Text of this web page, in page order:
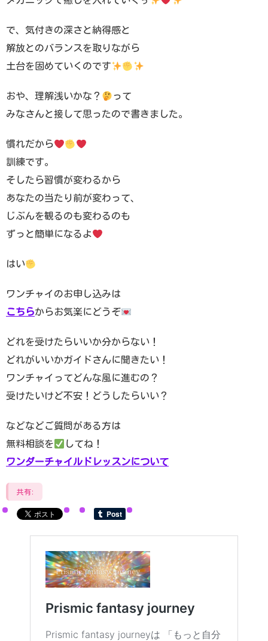
で、気付きの深さと納得感と
解放とのバランスを取りながら
土台を固めていくのです
おや、理解浅いかな？
って
みなさんと接して思ったので書きました。
慣れだから
訓練です。
そしたら習慣が変わるから
あなたの当たり前が変わって、
じぶんを観るのも変わるのも
ずっと簡単になるよ
はい
ワンチャイのお申し込みは
こちらからお気楽にどうぞ
どれを受けたらいいか分からない！
どれがいいかガイドさんに聞きたい！
ワンチャイってどんな風に進むの？
受けたいけど不安！どうしたらいい？
などなどご質問がある方は
無料相談を
してね！
ワンダーチャイルドレッスンについて
共有: